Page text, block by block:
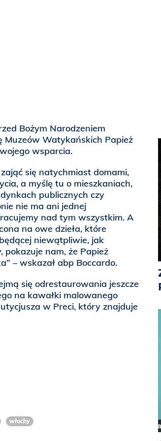
Bożym Narodzeniem
Muzeów Watykańskich Papież
wsparcia.
się natychmiast domami,
a myślę tu o mieszkaniach,
publicznych czy
nie ma ani jednej
nad tym wszystkim. A
na owe dzieła, które
niewątpliwie, jak
pokazuje nam, że Papież
– wskazał abp Boccardo.
się odrestaurowania jeszcze
na kawałki malowanego
w Preci, który znajduje
włochy